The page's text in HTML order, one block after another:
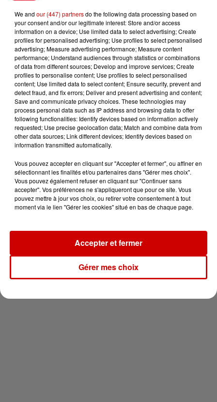
Gagnez vos entrées pour le
Musée du Sport Automobile au
Mans !
Alouette vous invite à
Futuroscope Xperiences !
Le Duel - Gagnez votre balade
en jet ski !
Newsletter
We and our (447) partnersdo the following data processing based on
your consent and/or our legitimate interest: Store and/or access
information on a device; Use limited data to select advertising; Create
profiles for personalised advertising; Use profiles to select personalised
advertising; Measure advertising performance; Measure content
performance; Understand audiences through statistics or combinations
of data from different sources; Develop and improve services; Create
profiles to personalise content; Use profiles to select personalised
content; Use limited data to select content; Ensure security, prevent and
detect fraud, and fix errors; Deliver and present advertising and content;
Save and communicate privacy choices. These technologies may
process personal data such as IP address and browsing data to offer
following functionalities: Identify devices based on information actively
requested; Use precise geolocation data; Match and combine data from
other data sources; Link different devices; Identify devices based on
information transmitted automatically.
Vous pouvez accepter en cliquant sur "Accepter et fermer", ou affiner en
sélectionnant les finalités et/ou partenaires dans "Gérer mes choix".
Vous pouvez également refuser en cliquant sur "Continuer sans
accepter". Vos préférences ne s'appliqueront que pour ce site. Vous
pouvez mettre à jour vos choix, ou retirer votre consentement à tout
moment via le lien "Gérer les cookies" situé en bas de chaque page.
Gérer mes choix
Accepter et fermer